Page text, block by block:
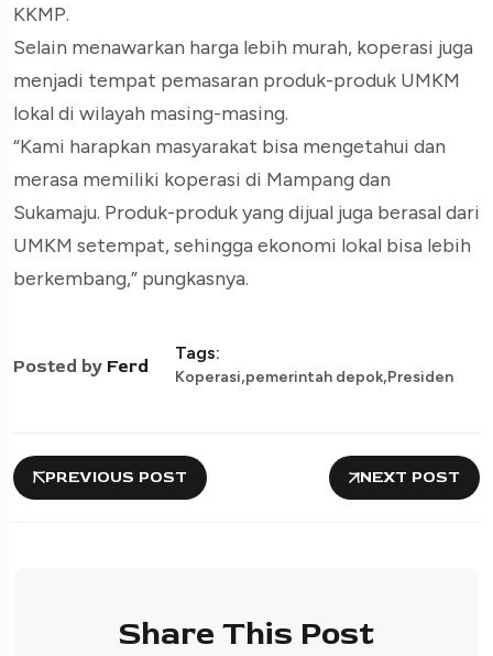
KKMP.
Selain menawarkan harga lebih murah, koperasi juga
menjadi tempat pemasaran produk-produk UMKM
lokal di wilayah masing-masing.
“Kami harapkan masyarakat bisa mengetahui dan
merasa memiliki koperasi di Mampang dan
Sukamaju. Produk-produk yang dijual juga berasal dari
UMKM setempat, sehingga ekonomi lokal bisa lebih
berkembang,” pungkasnya.
Posted by Ferd
Tags:
Koperasi,pemerintah depok,Presiden
PREVIOUS POST NEXT POST
Share This Post